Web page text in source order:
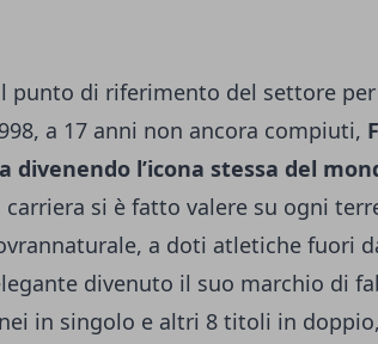
il punto di riferimento del settore
a 17 anni non ancora compiuti,
l’icona stessa del
si è fatto valere su ogni
a doti atletiche fuori
divenuto il suo marchio di
in singolo e altri 8 titoli in